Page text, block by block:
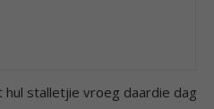
hul stalletjie vroeg daardie dag